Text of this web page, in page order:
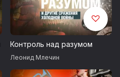
Контроль над разумом
Леонид Млечин